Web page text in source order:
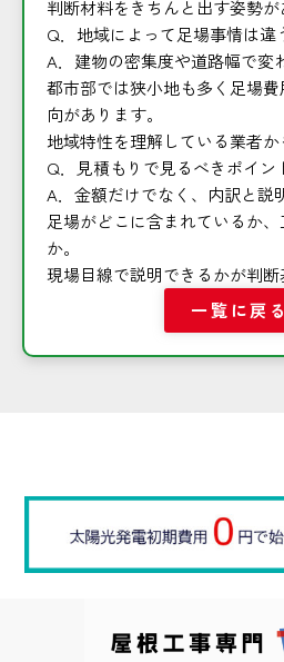
判断材料をきちんと出す姿勢が
Q．地域によって足場事情は違
A．建物の密集度や道路幅で変
都市部では狭小地も多く足場
向があります。
地域特性を理解している業者か
Q．見積もりで見るべきポイン
A．金額だけでなく、内訳と説
足場がどこに含まれているか
か。
現場目線で説明できるかが判断
一覧に戻る